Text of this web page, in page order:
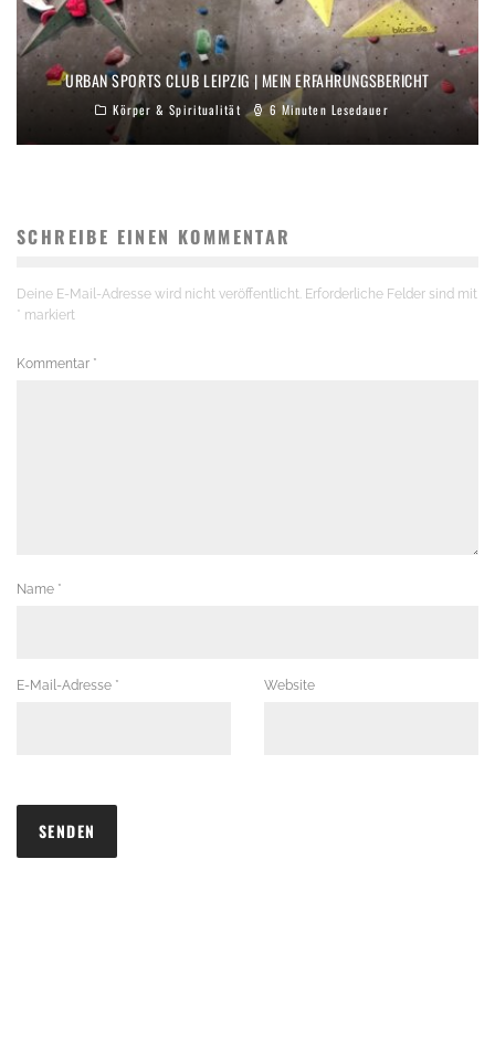
URBAN SPORTS CLUB LEIPZIG | MEIN ERFAHRUNGSBERICHT
Körper & Spiritualität 6 Minuten Lesedauer
SCHREIBE EINEN KOMMENTAR
Deine E-Mail-Adresse wird nicht veröffentlicht. Erforderliche Felder sind mit
* markiert
Kommentar *
Name *
E-Mail-Adresse * Website